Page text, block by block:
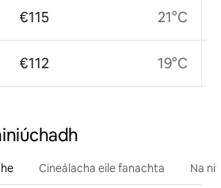
€115
€112
21°C
19°C
Cineálacha eile fanachta Na